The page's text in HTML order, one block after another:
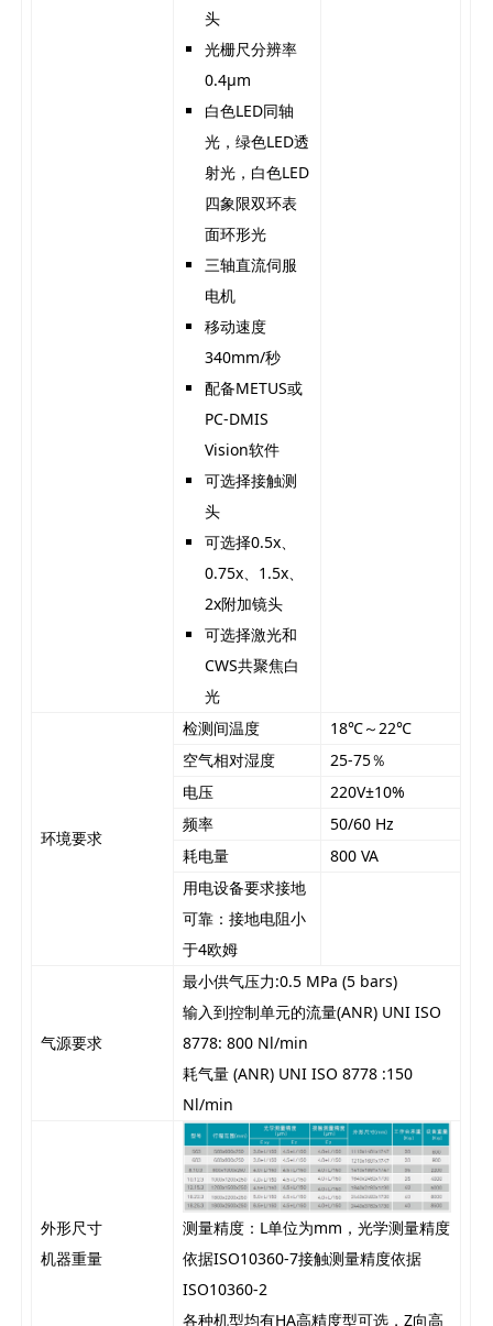
头
光栅尺分辨率
0.4μm
白色LED同轴
光，绿色LED透
射光，白色LED
四象限双环表
面环形光
三轴直流伺服
电机
移动速度
340mm/秒
配备METUS或
PC-DMIS
Vision软件
可选择接触测
头
可选择0.5x、
0.75x、1.5x、
2x附加镜头
可选择激光和
CWS共聚焦白
光
环境要求
检测间温度
18℃～22℃
空气相对湿度
25-75％
电压
220V±10%
频率
50/60 Hz
耗电量
800 VA
用电设备要求接地
可靠：接地电阻小
于4欧姆
气源要求
最小供气压力:0.5 MPa (5 bars)
输入到控制单元的流量(ANR) UNI ISO
8778: 800 Nl/min
耗气量 (ANR) UNI ISO 8778 :150
Nl/min
外形尺寸
机器重量
测量精度：L单位为mm，光学测量精度
依据ISO10360-7接触测量精度依据
ISO10360-2
各种机型均有HA高精度型可选，Z向高